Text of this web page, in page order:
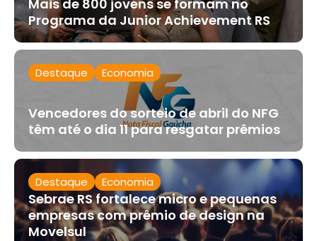
Mais de 800 jovens se formam no
Programa da Junior Achievement RS
Destaque Economia
Vencedores do sorteio de abril do NFG
têm até o dia 11 para resgatar prêmios
Destaque Economia
Sebrae RS fortalece micro e pequenas
empresas com prêmio de design na
Movelsul